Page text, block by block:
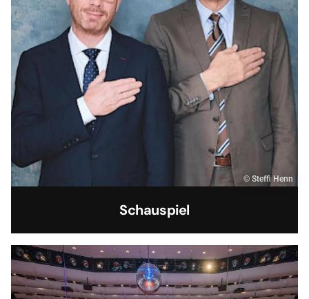
© Steffi Henn
Schauspiel